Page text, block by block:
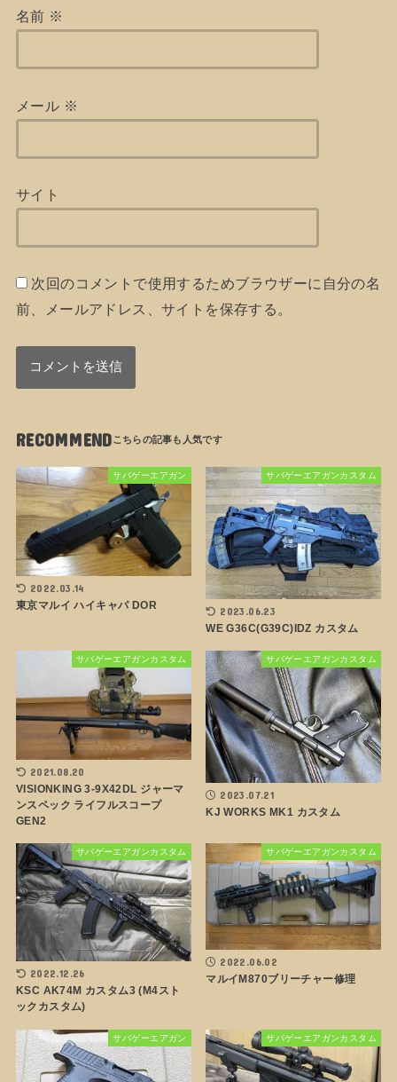
名前 ※
メール ※
サイト
次回のコメントで使用するためブラウザーに自分の名
前、メールアドレス、サイトを保存する。
RECOMMEND
サバゲーエアガン
2022.03.14
東京マルイ ハイキャパ DOR
サバゲーエアガンカスタム
2023.06.23
WE G36C(G39C)IDZ カスタム
サバゲーエアガンカスタム
2021.08.20
VISIONKING 3-9X42DL ジャーマ
ンスペック ライフルスコープ
GEN2
サバゲーエアガンカスタム
2023.07.21
KJ WORKS MK1 カスタム
サバゲーエアガンカスタム
2022.12.26
KSC AK74M カスタム3 (M4スト
ックカスタム)
サバゲーエアガンカスタム
2022.06.02
マルイM870ブリーチャー修理
サバゲーエアガン サバゲーエアガンカスタム